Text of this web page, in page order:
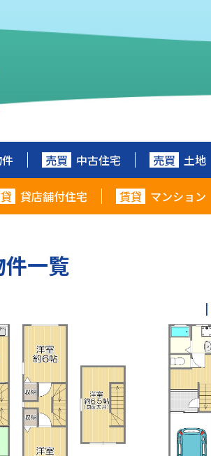
売買 中古住宅 売買 土地
貸店舗付住宅 賃貸 マンション
一覧